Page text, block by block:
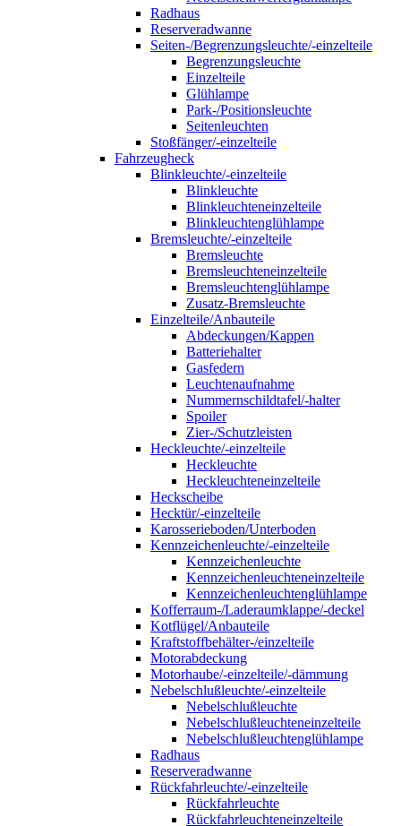
Radhaus
Reserveradwanne
Seiten-/Begrenzungsleuchte/-einzelteile
Begrenzungsleuchte
Einzelteile
Glühlampe
Park-/Positionsleuchte
Seitenleuchten
Stoßfänger/-einzelteile
Fahrzeugheck
Blinkleuchte/-einzelteile
Blinkleuchte
Blinkleuchteneinzelteile
Blinkleuchtenglühlampe
Bremsleuchte/-einzelteile
Bremsleuchte
Bremsleuchteneinzelteile
Bremsleuchtenglühlampe
Zusatz-Bremsleuchte
Einzelteile/Anbauteile
Abdeckungen/Kappen
Batteriehalter
Gasfedern
Leuchtenaufnahme
Nummernschildtafel/-halter
Spoiler
Zier-/Schutzleisten
Heckleuchte/-einzelteile
Heckleuchte
Heckleuchteneinzelteile
Heckscheibe
Hecktür/-einzelteile
Karosserieboden/Unterboden
Kennzeichenleuchte/-einzelteile
Kennzeichenleuchte
Kennzeichenleuchteneinzelteile
Kennzeichenleuchtenglühlampe
Kofferraum-/Laderaumklappe/-deckel
Kotflügel/Anbauteile
Kraftstoffbehälter-/einzelteile
Motorabdeckung
Motorhaube/-einzelteile/-dämmung
Nebelschlußleuchte/-einzelteile
Nebelschlußleuchte
Nebelschlußleuchteneinzelteile
Nebelschlußleuchtenglühlampe
Radhaus
Reserveradwanne
Rückfahrleuchte/-einzelteile
Rückfahrleuchte
Rückfahrleuchteneinzelteile